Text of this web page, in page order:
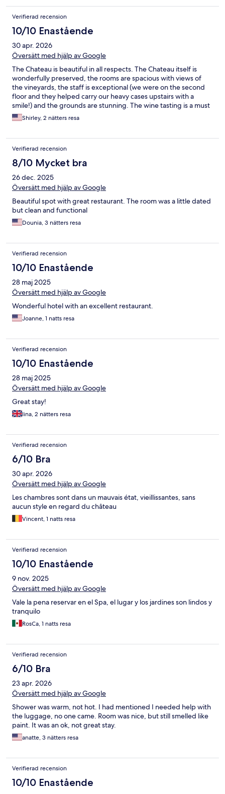
Verifierad recension
10/10 Enastående
30 apr. 2026
Översätt med hjälp av Google
The Chateau is beautiful in all respects. The Chateau itself is
wonderfully preserved, the rooms are spacious with views of
the vineyards, the staff is exceptional (we were on the second
floor and they helped carry our heavy cases upstairs with a
smile!) and the grounds are stunning. The wine tasting is a must
do - with an ontological experience before the tastings - and
the wines are great. Highly recommend.
Shirley, 2 nätters resa
Verifierad recension
8/10 Mycket bra
26 dec. 2025
Översätt med hjälp av Google
Beautiful spot with great restaurant. The room was a little dated
but clean and functional
Dounia, 3 nätters resa
Verifierad recension
10/10 Enastående
28 maj 2025
Översätt med hjälp av Google
Wonderful hotel with an excellent restaurant.
Joanne, 1 natts resa
Verifierad recension
10/10 Enastående
28 maj 2025
Översätt med hjälp av Google
Great stay!
Iina, 2 nätters resa
Verifierad recension
6/10 Bra
30 apr. 2026
Översätt med hjälp av Google
Les chambres sont dans un mauvais état, vieillissantes, sans
aucun style en regard du château
Vincent, 1 natts resa
Verifierad recension
10/10 Enastående
9 nov. 2025
Översätt med hjälp av Google
Vale la pena reservar en el Spa, el lugar y los jardines son lindos y
tranquilo
RosCa, 1 natts resa
Verifierad recension
6/10 Bra
23 apr. 2026
Översätt med hjälp av Google
Shower was warm, not hot. I had mentioned I needed help with
the luggage, no one came. Room was nice, but still smelled like
paint. It was an ok, not great stay.
anatte, 3 nätters resa
Verifierad recension
10/10 Enastående